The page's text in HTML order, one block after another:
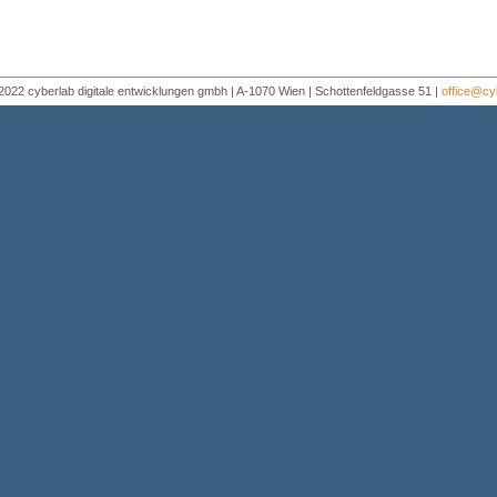
cyberlab digitale entwicklungen gmbh | A-1070 Wien | Schottenfeldgasse 51 |